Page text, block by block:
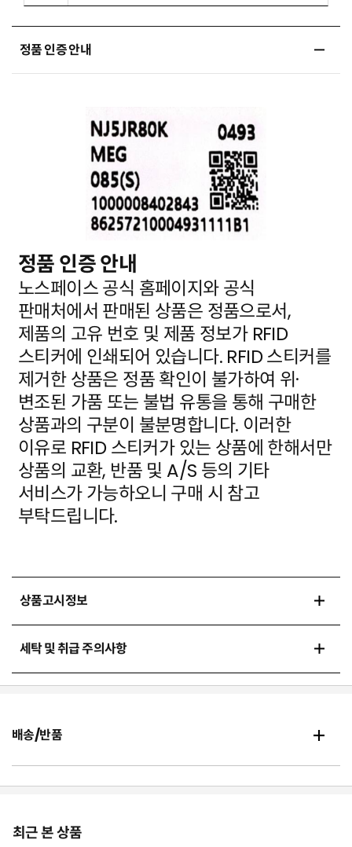
정품 인증 안내
정품 인증 안내
노스페이스 공식 홈페이지와 공식
판매처에서 판매된 상품은 정품으로서,
제품의 고유 번호 및 제품 정보가 RFID
스티커에 인쇄되어 있습니다. RFID 스티커를
제거한 상품은 정품 확인이 불가하여 위·
변조된 가품 또는 불법 유통을 통해 구매한
상품과의 구분이 불분명합니다. 이러한
이유로 RFID 스티커가 있는 상품에 한해서만
상품의 교환, 반품 및 A/S 등의 기타
서비스가 가능하오니 구매 시 참고
부탁드립니다.
상품고시정보
세탁 및 취급 주의사항
배송/반품
최근 본 상품